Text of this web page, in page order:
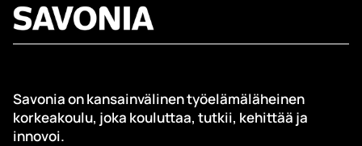
Savonia on kansainvälinen työelämäläheinen
korkeakoulu, joka kouluttaa, tutkii, kehittää ja
innovoi.